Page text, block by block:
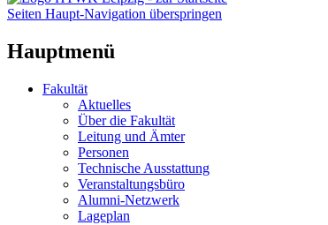
Seiten Haupt-Navigation überspringen
Hauptmenü
Fakultät
Aktuelles
Über die Fakultät
Leitung und Ämter
Personen
Technische Ausstattung
Veranstaltungsbüro
Alumni-Netzwerk
Lageplan